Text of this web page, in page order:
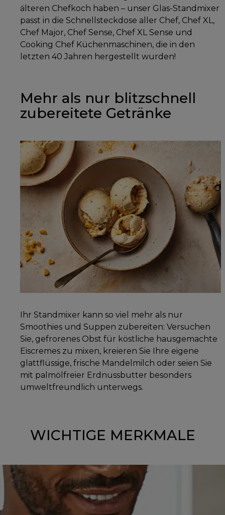
älteren Chefkoch haben – unser Glas-Standmixer
passt in die Schnellsteckdose aller Chef, Chef XL,
Chef Major, Chef Sense, Chef XL Sense und
Cooking Chef Küchenmaschinen, die in den
letzten 40 Jahren hergestellt wurden!
Mehr als nur blitzschnell
zubereitete Getränke
Ihr Standmixer kann so viel mehr als nur
Smoothies und Suppen zubereiten: Versuchen
Sie, gefrorenes Obst für köstliche hausgemachte
Eiscremes zu mixen, kreieren Sie Ihre eigene
glattflüssige, frische Mandelmilch oder seien Sie
mit palmölfreier Erdnussbutter besonders
umweltfreundlich unterwegs.
WICHTIGE MERKMALE